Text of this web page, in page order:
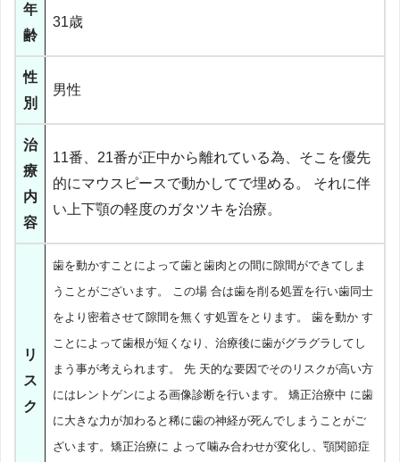
年
齢
31歳
性
別
男性
治
療
内
容
11番、21番が正中から離れている為、そこを優先
的にマウスピースで動かしてで埋める。 それに伴
い上下顎の軽度のガタツキを治療。
リ
ス
ク
歯を動かすことによって歯と歯肉との間に隙間ができてしま
うことがございます。 この場 合は歯を削る処置を行い歯同士
をより密着させて隙間を無くす処置をとります。 歯を動か す
ことによって歯根が短くなり、治療後に歯がグラグラしてし
まう事が考えられます。 先 天的な要因でそのリスクが高い方
にはレントゲンによる画像診断を行います。 矯正治療中 に歯
に大きな力が加わると稀に歯の神経が死んでしまうことがご
ざいます。矯正治療に よって噛み合わせが変化し、顎関節症